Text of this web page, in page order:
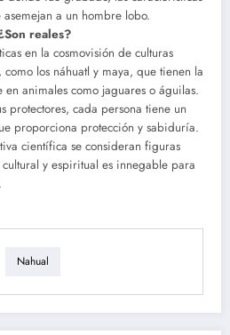
a un hombre lobo.
reales?
en la cosmovisión de culturas
los náhuatl y maya, que tienen la
animales como jaguares o águilas.
protectores, cada persona tiene un
proporciona protección y sabiduría.
científica se consideran figuras
y espiritual es innegable para
Nahual